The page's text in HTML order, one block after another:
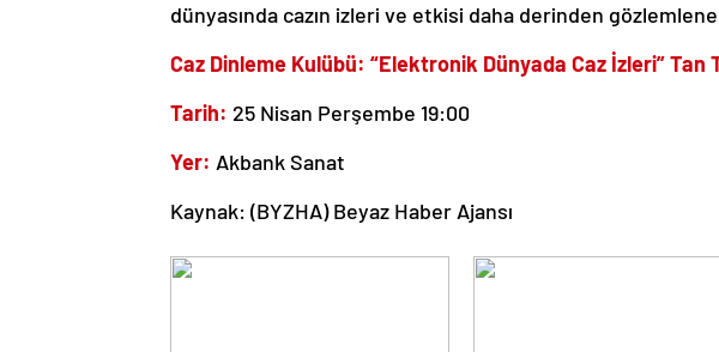
dünyasında cazın izleri ve etkisi daha derinden
Caz Dinleme Kulübü: “Elektronik Dünyada Caz İzleri” Tan
Tarih: 25 Nisan Perşembe 19:00
Yer: Akbank Sanat
Kaynak: (BYZHA) Beyaz Haber Ajansı